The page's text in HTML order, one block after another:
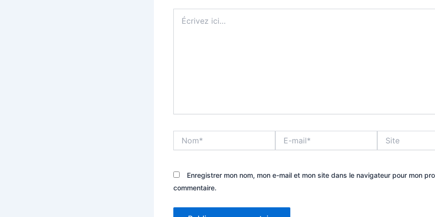
ici…
mail*
Enregistrer mon nom, mon e-mail et mon site dans le navigateur pour mon
commentaire.